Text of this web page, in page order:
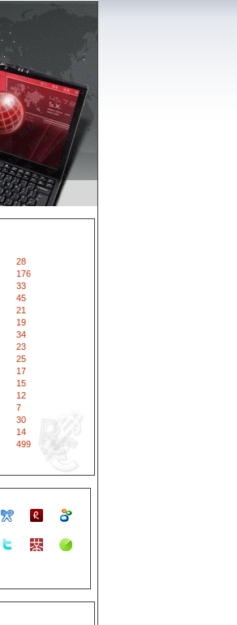
28
176
33
45
21
19
34
23
25
17
15
12
7
30
14
499